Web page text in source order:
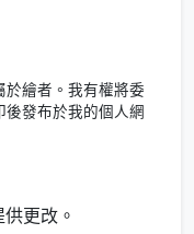
於繪者。我有權將委
發布於我的個人網
更改。